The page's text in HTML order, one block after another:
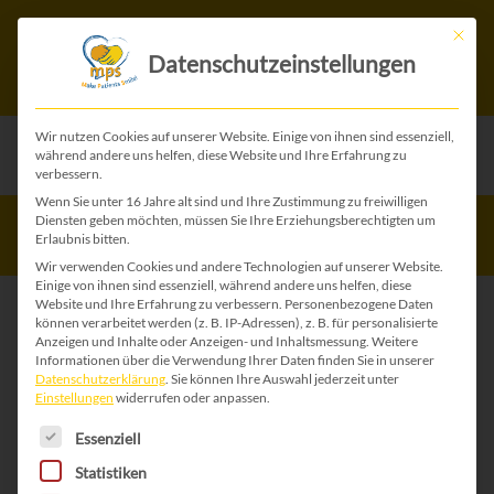
Mütter(aus)zeit 2024
Bericht von Saskia, Mama von zweiMPS-
Buben:
Start am Tag der
Seltenen Erkrankungen
Mit
Datenschutzeinstellungen
Wir nutzen Cookies auf unserer Website. Einige von ihnen sind essenziell,
während andere uns helfen, diese Website und Ihre Erfahrung zu
verbessern.
Wenn Sie unter 16 Jahre alt sind und Ihre Zustimmung zu freiwilligen
Diensten geben möchten, müssen Sie Ihre Erziehungsberechtigten um
Erlaubnis bitten.
Wir verwenden Cookies und andere Technologien auf unserer Website.
Einige von ihnen sind essenziell, während andere uns helfen, diese
Website und Ihre Erfahrung zu verbessern. Personenbezogene Daten
können verarbeitet werden (z. B. IP-Adressen), z. B. für personalisierte
Anzeigen und Inhalte oder Anzeigen- und Inhaltsmessung. Weitere
Informationen über die Verwendung Ihrer Daten finden Sie in unserer
Datenschutzerklärung. Sie können Ihre Auswahl jederzeit unter
Einstellungen widerrufen oder anpassen.
Es folgt eine Liste der Service-Gruppen, für die
Essenziell
Statistiken